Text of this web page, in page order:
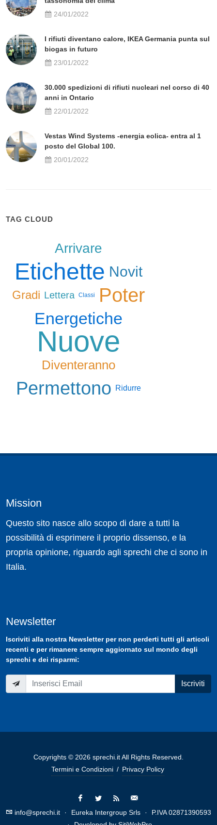
24/01/2022
I rifiuti diventano calore, IKEA Germania punta sul
biogas in futuro
23/01/2022
30.000 spedizioni di rifiuti nucleari nel corso di 40
anni in Ontario
22/01/2022
Vestas Wind Systems -energia eolica- entra al 1
posto del Global 100.
20/01/2022
TAG CLOUD
Arrivare
Etichette Novit
Gradi Lettera Classi Poter
Energetiche
Nuove
Diventeranno
Permettono Ridurre
Mission
Questo sito nasce allo scopo di dare a tutti la
possibilità di esprimere il proprio dissenso, e la
propria opinione, riguardo agli sprechi che ci sono in
Italia.
Newsletter
Iscriviti alla nostra Newsletterper non perderti tutti gli articoli
recenti e per rimanere sempre aggiornato sul mondo degli
sprechi e dei risparmi:
Iscriviti
Copyrights © 2026 sprechi.it All Rights Reserved.
Termini e Condizioni / Privacy Policy
info@sprechi.it · Eureka Intergroup Srls ·
P.IVA 02871390593